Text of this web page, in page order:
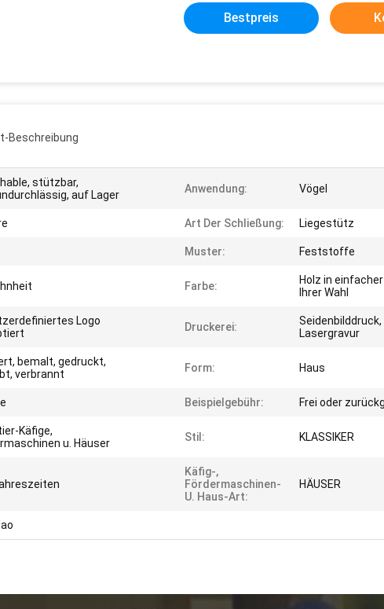
Bestpreis
Beschreibung
stützbar,
auf Lager
Anwendung: Vögel
Art Der Schließung: Liegestütz
Muster: Feststoffe
Farbe:
Holz in
Ihrer Wahl
Logo
Druckerei:
Lasergravur
bemalt, gedruckt,
verbrannt
Form: Haus
Beispielgebühr: Frei oder
Käfige,
u. Häuser
Stil: KLASSIKER
Käfig-,
Fördermaschinen-
U. Haus-Art:
HÄUSER